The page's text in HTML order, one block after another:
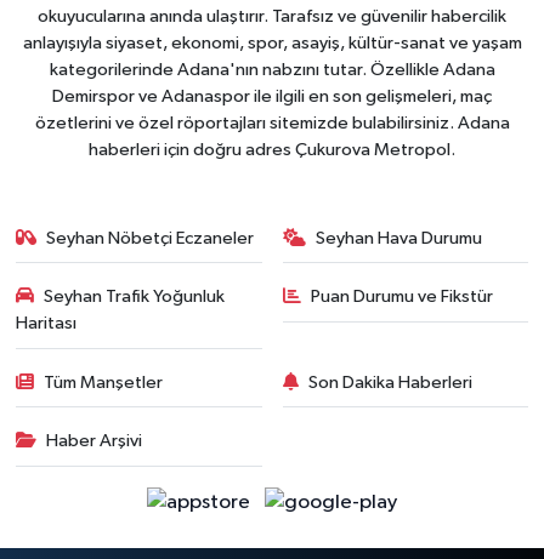
okuyucularına anında ulaştırır. Tarafsız ve güvenilir habercilik
anlayışıyla siyaset, ekonomi, spor, asayiş, kültür-sanat ve yaşam
kategorilerinde Adana'nın nabzını tutar. Özellikle Adana
Demirspor ve Adanaspor ile ilgili en son gelişmeleri, maç
özetlerini ve özel röportajları sitemizde bulabilirsiniz. Adana
haberleri için doğru adres Çukurova Metropol.
Seyhan Nöbetçi Eczaneler Seyhan Hava Durumu
Seyhan Trafik Yoğunluk
Haritası
Puan Durumu ve Fikstür
Tüm Manşetler Son Dakika Haberleri
Haber Arşivi